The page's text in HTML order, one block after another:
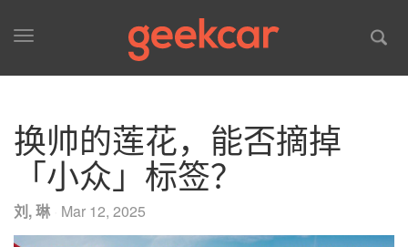
Toggle
换帅的莲花，能否摘掉
「小众」标签？
刘, 琳 Mar 12, 2025